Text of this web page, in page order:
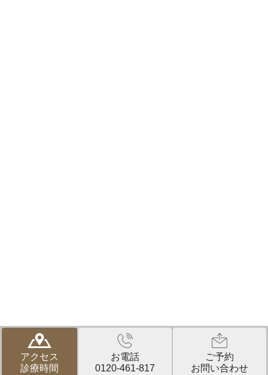
© おかだ矯正歯科クリニック｜神戸市北区・三田市の矯正歯科なら、相
談から検査、診断まですべて無料。確かな技術と実績で評判の、おかだ
矯正歯科クリニック
アクセス
診療時間
お電話
0120-461-817
ご予約
お問い合わせ